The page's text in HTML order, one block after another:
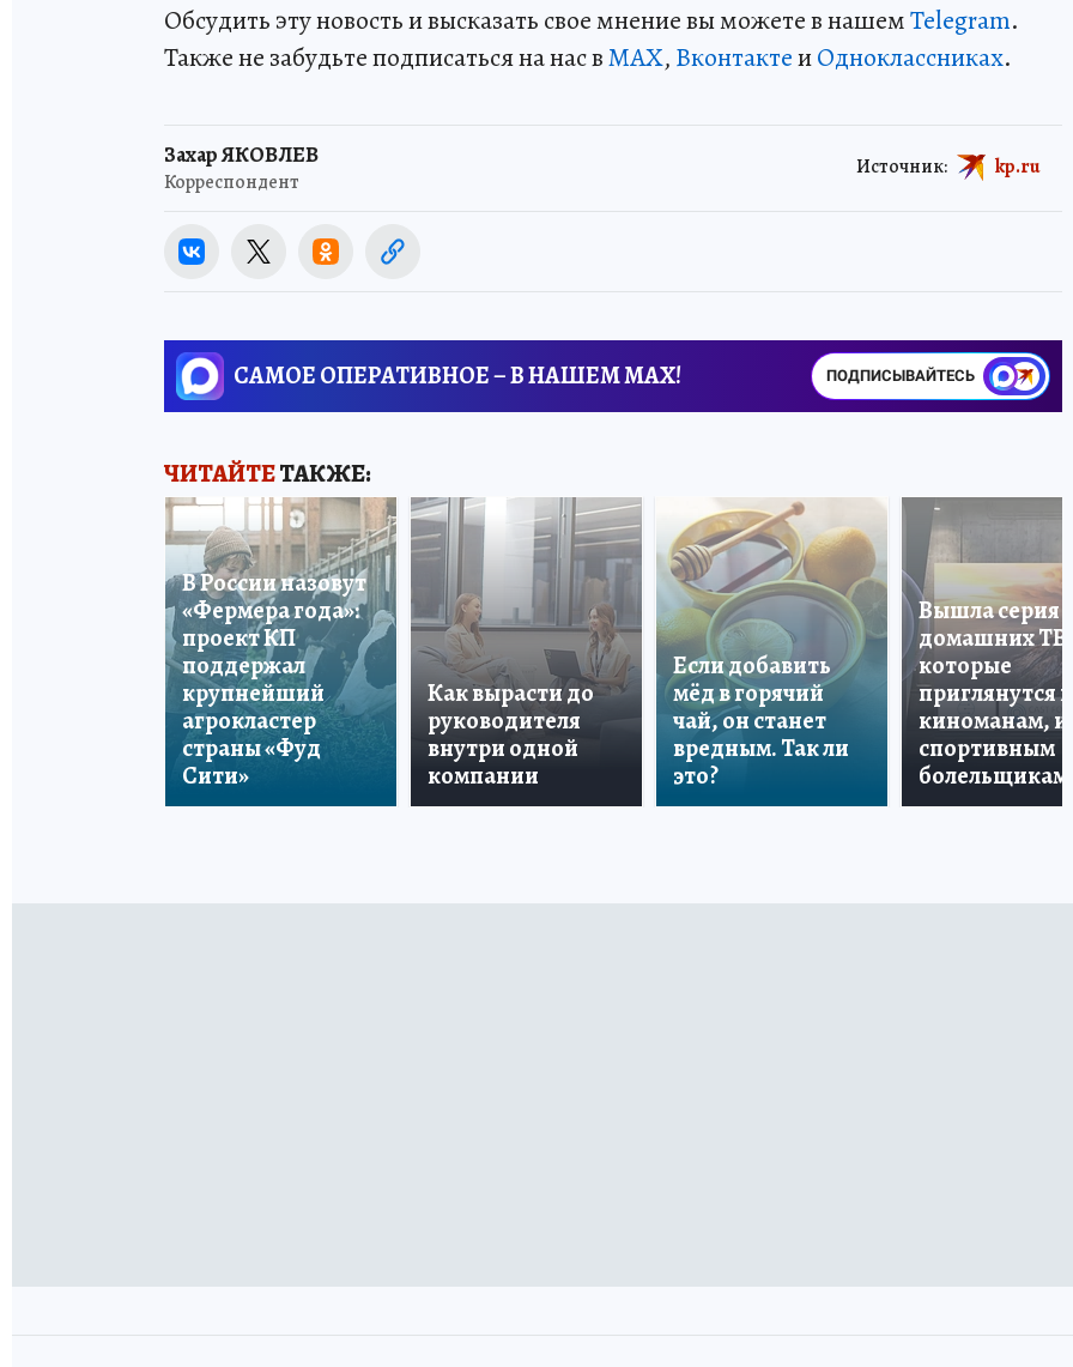
Обсудить эту новость и высказать свое мнение вы можете в нашемTelegram.
Также не забудьте подписаться на нас вMAX, ВконтактеиОдноклассниках.
Захар ЯКОВЛЕВ
Корреспондент
Источник: kp.ru
САМОЕ ОПЕРАТИВНОЕ – В НАШЕМ MAX! ПОДПИСЫВАЙТЕСЬ
ЧИТАЙТЕТАКЖЕ:
В России назовут
«Фермера года»:
проект КП
поддержал
крупнейший
агрокластер
страны «Фуд
Сити»
Как вырасти до
руководителя
внутри одной
компании
Если добавить
мёд в горячий
чай, он станет
вредным. Так ли
это?
Вышла серия
домашних ТВ,
которые
приглянутся и
киноманам, и
спортивным
болельщикам